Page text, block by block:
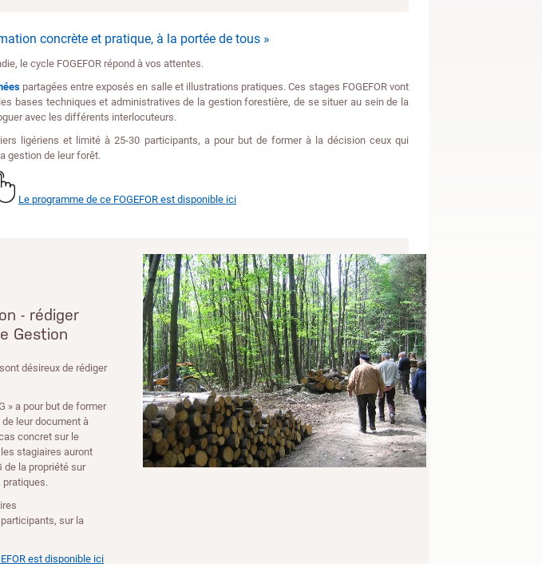
concrète et pratique, à la portée de tous »
le cycle FOGEFOR répond à vos attentes.
partagées entre exposés en salle et illustrations pratiques. Ces stages FOGEFOR vont
bases techniques et administratives de la gestion forestière, de se situer au sein de la
avec les différents interlocuteurs.
ligériens et limité à 25-30 participants, a pour but de former à la décision ceux qui
gestion de leur forêt.
Le programme de ce FOGEFOR est disponible ici
- rédiger
Gestion
désireux de rédiger
» a pour but de former
leur document à
concret sur le
stagiaires auront
de la propriété sur
pratiques.
sur la
est disponible ici